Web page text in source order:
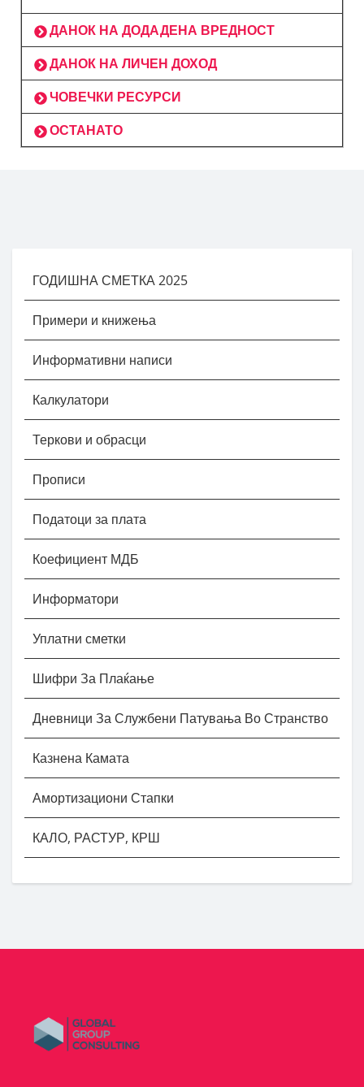
ДАНОК НА ДОДАДЕНА ВРЕДНОСТ
ДАНОК НА ЛИЧЕН ДОХОД
ЧОВЕЧКИ РЕСУРСИ
ОСТАНАТО
ГОДИШНА СМЕТКА 2025
Примери и книжења
Информативни написи
Калкулатори
Теркови и обрасци
Прописи
Податоци за плата
Коефициент МДБ
Информатори
Уплатни сметки
Шифри За Плаќање
Дневници За Службени Патувања Во Странство
Казнена Камата
Амортизациони Стапки
КАЛО, РАСТУР, КРШ